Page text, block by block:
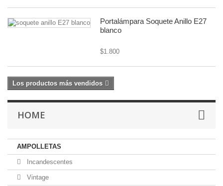
Portalámpara Soquete Anillo E27
blanco
$1.800
Los productos más vendidos
HOME
AMPOLLETAS
Incandescentes
Vintage